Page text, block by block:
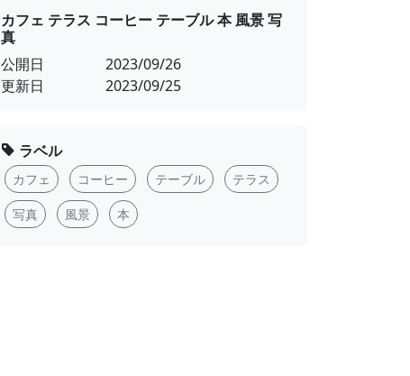
カフェ テラス コーヒー テーブル 本 風景 写
真
公開日
2023/09/26
更新日
2023/09/25
ラベル
カフェ コーヒー テーブル テラス
写真 風景 本